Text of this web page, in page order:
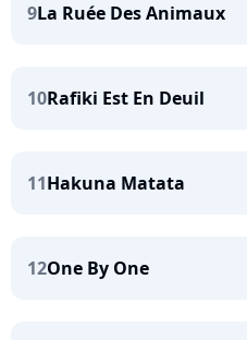
9La Ruée Des Animaux
10Rafiki Est En Deuil
11Hakuna Matata
12One By One